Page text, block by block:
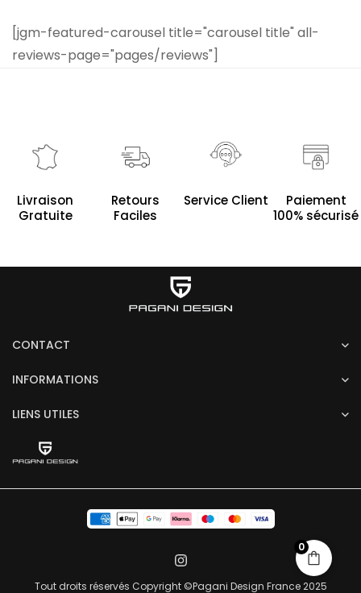
[jgm-featured-carousel title="carousel title" all-
reviews-page="pages/reviews"]
Livraison
Gratuite
Retours
Faciles
Service Client
Paiement
100% sécurisé
CONTACT
INFORMATIONS
LIENS UTILES
Tout droits réservés Copyright ©Pagani Design France 2025
0